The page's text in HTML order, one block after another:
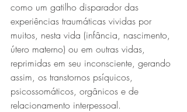
como um gatilho disparador das
experiências traumáticas vividas por
muitos, nesta vida (infância, nascimento,
útero materno) ou em outras vidas,
reprimidas em seu inconsciente, gerando
assim, os transtornos psíquicos,
psicossomáticos, orgânicos e de
relacionamento interpessoal.